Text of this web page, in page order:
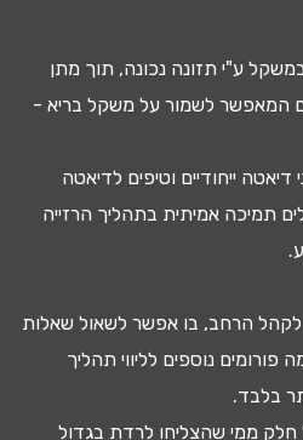
ע"י תזונה נכונה, תוך מתן
המאפשר לשמור על משקל בריא -
דיאטה ייחודיים וטיפים לדיאטה
תמיכה אמיתית בתהליך הרזייה
הרחב, בו אפשר לשאול שאלות
נוספים לליווי תהליך
בלבד.
חלק ממי שהצליחו לרדת בגדול